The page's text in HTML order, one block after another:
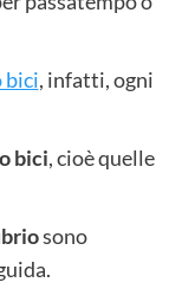
bici, infatti, ogni
bici, cioè quelle
sono